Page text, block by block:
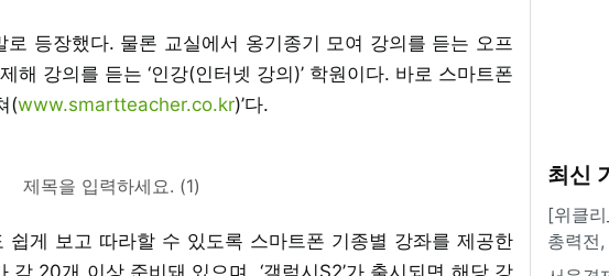
등장했다. 물론 교실에서 옹기종기 모여 강의를 듣는 오프
해 강의를 듣는 ‘인강(인터넷 강의)’ 학원이다. 바로 스마트폰
(www.smartteacher.co.kr)’다.
제목을 입력하세요. (1)
쉽게 보고 따라할 수 있도록 스마트폰 기종별 강좌를 제공한
각 20개 이상 준비돼 있으며, ‘갤럭시S2’가 출시되면 해당 강
최신
[위클
총력전